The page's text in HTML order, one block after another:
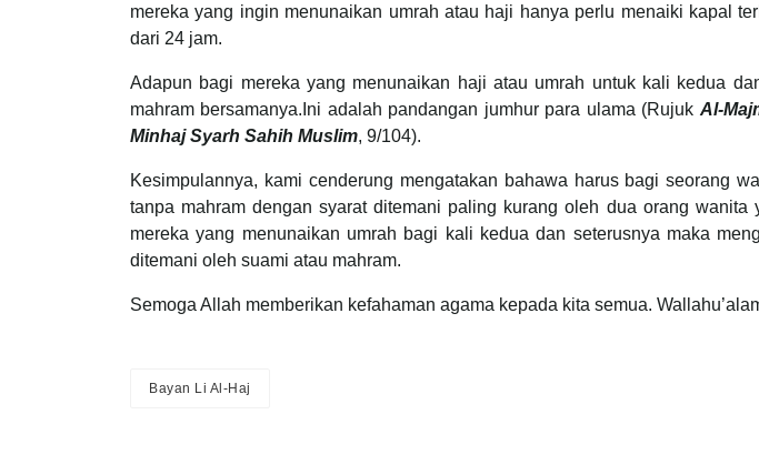
mereka yang ingin menunaikan umrah atau haji hanya perlu menaiki kapal
dari 24 jam.
Adapun bagi mereka yang menunaikan haji atau umrah untuk kali kedua
mahram bersamanya.Ini adalah pandangan jumhur para ulama (Rujuk Al-
Minhaj Syarh Sahih Muslim, 9/104).
Kesimpulannya, kami cenderung mengatakan bahawa harus bagi seorang
tanpa mahram dengan syarat ditemani paling kurang oleh dua orang wanita
mereka yang menunaikan umrah bagi kali kedua dan seterusnya maka
ditemani oleh suami atau mahram.
Semoga Allah memberikan kefahaman agama kepada kita semua.
Bayan Li Al-Haj